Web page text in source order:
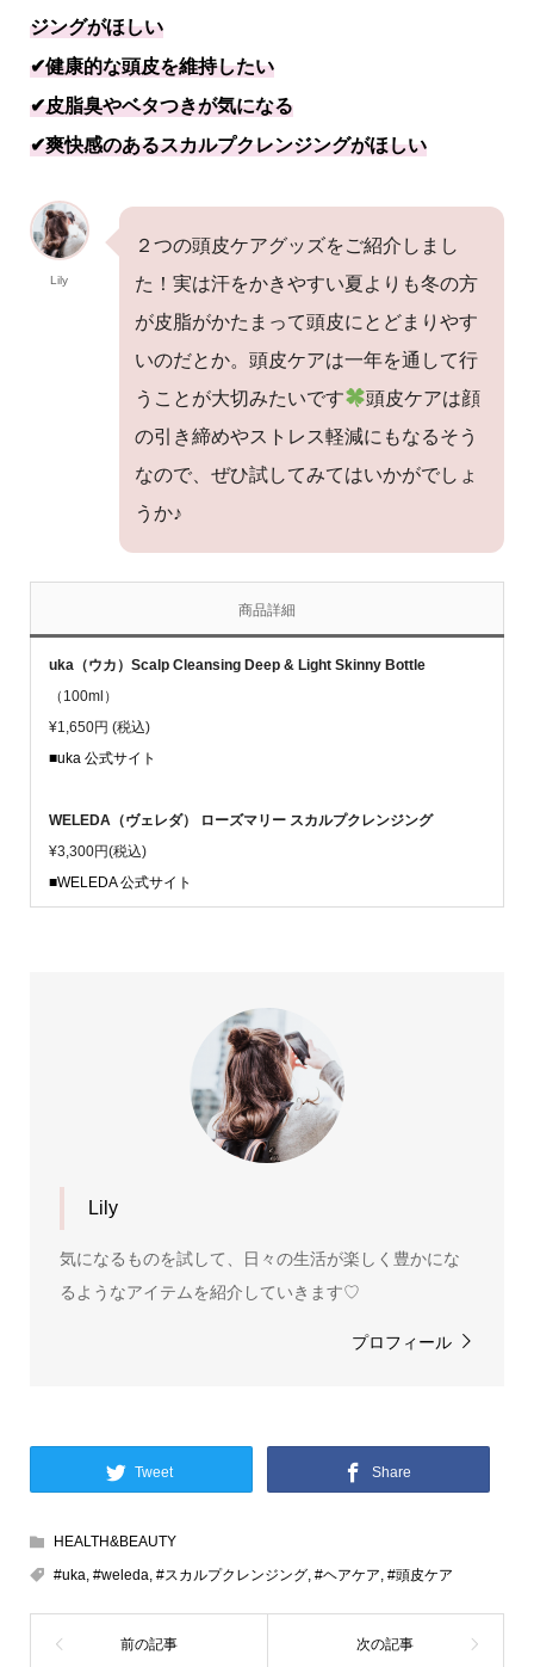
ジングがほしい
✔︎健康的な頭皮を維持したい
✔︎皮脂臭やベタつきが気になる
✔︎爽快感のあるスカルプクレンジングがほしい
Lily
２つの頭皮ケアグッズをご紹介しまし
た！実は汗をかきやすい夏よりも冬の方
が皮脂がかたまって頭皮にとどまりやす
いのだとか。頭皮ケアは一年を通して行
うことが大切みたいです
頭皮ケアは顔
の引き締めやストレス軽減にもなるそう
なので、ぜひ試してみてはいかがでしょ
うか♪
商品詳細
uka（ウカ）Scalp Cleansing Deep & Light Skinny Bottle
（100ml）
¥1,650円 (税込)
■uka 公式サイト
WELEDA（ヴェレダ） ローズマリー スカルプクレンジング
¥3,300円(税込)
■WELEDA 公式サイト
Lily
気になるものを試して、日々の生活が楽しく豊かにな
るようなアイテムを紹介していきます♡
プロフィール
Tweet Share
HEALTH&BEAUTY
#uka, #weleda, #スカルプクレンジング, #ヘアケア, #頭皮ケア